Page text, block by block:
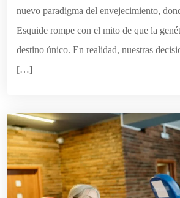
nuevo paradigma del envejecimiento,
Esquide rompe con el mito de que la
destino único. En realidad, nuestras
[…]